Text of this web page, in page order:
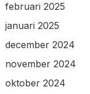
februari 2025
januari 2025
december 2024
november 2024
oktober 2024